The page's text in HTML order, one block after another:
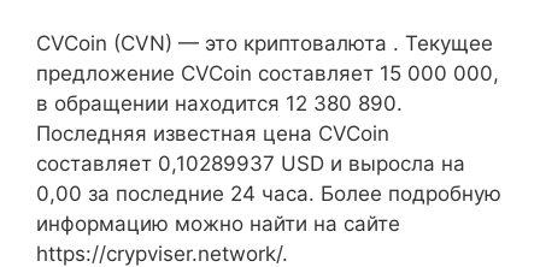
CVCoin (CVN) — это криптовалюта . Текущее
предложение CVCoin составляет 15 000 000,
в обращении находится 12 380 890.
Последняя известная цена CVCoin
составляет 0,10289937 USD и выросла на
0,00 за последние 24 часа. Более подробную
информацию можно найти на сайте
https://crypviser.network/.